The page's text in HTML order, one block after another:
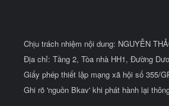
Chịu trách nhiệm nội dung: NGUYỄN
Địa chỉ: Tầng 2, Tòa nhà HH1, Đường
Giấy phép thiết lập mạng xã hội số 355/
Ghi rõ 'nguồn Bkav' khi phát hành lại